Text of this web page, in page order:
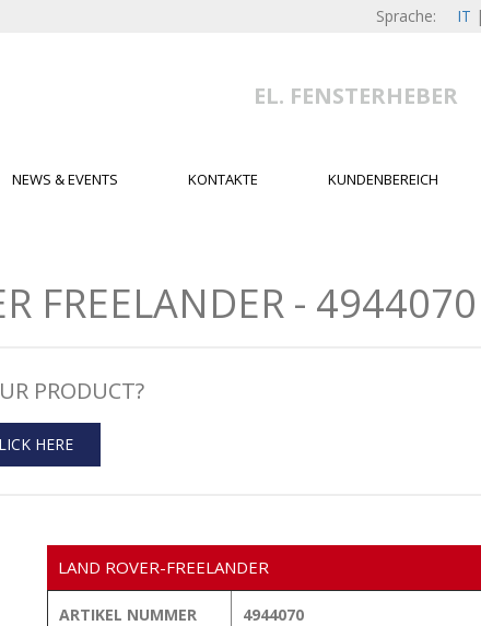
Sprache: IT |
EL. FENSTERHEBER
NEWS & EVENTS KONTAKTE KUNDENBEREICH
FREELANDER -
PRODUCT?
HERE
LAND ROVER-FREELANDER
ARTIKEL NUMMER 4944070